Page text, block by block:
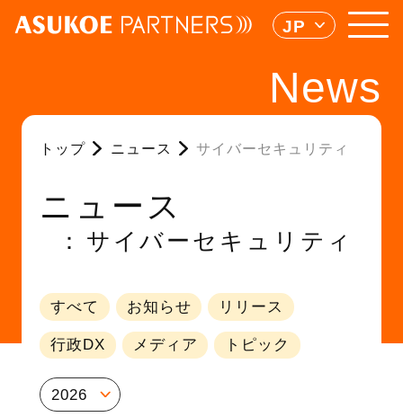
JP
News
トップ ニュース サイバーセキュリティ
ニュース
サイバーセキュリティ
すべて お知らせ リリース
行政DX メディア トピック
2026